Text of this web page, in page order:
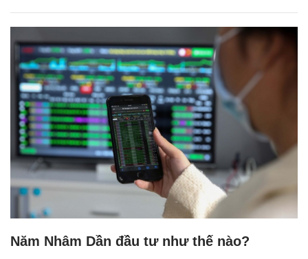
Năm Nhâm Dần đầu tư như thế nào?